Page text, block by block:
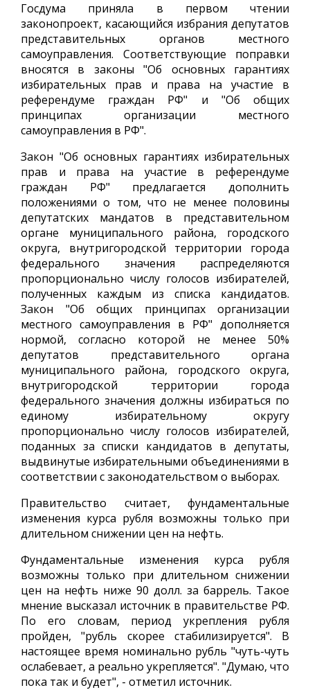
Госдума приняла в первом чтении
законопроект, касающийся избрания депутатов
представительных органов местного
самоуправления. Соответствующие поправки
вносятся в законы "Об основных гарантиях
избирательных прав и права на участие в
референдуме граждан РФ" и "Об общих
принципах организации местного
самоуправления в РФ".
Закон "Об основных гарантиях избирательных
прав и права на участие в референдуме
граждан РФ" предлагается дополнить
положениями о том, что не менее половины
депутатских мандатов в представительном
органе муниципального района, городского
округа, внутригородской территории города
федерального значения распределяются
пропорционально числу голосов избирателей,
полученных каждым из списка кандидатов.
Закон "Об общих принципах организации
местного самоуправления в РФ" дополняется
нормой, согласно которой не менее 50%
депутатов представительного органа
муниципального района, городского округа,
внутригородской территории города
федерального значения должны избираться по
единому избирательному округу
пропорционально числу голосов избирателей,
поданных за списки кандидатов в депутаты,
выдвинутые избирательными объединениями в
соответствии с законодательством о выборах.
Правительство считает, фундаментальные
изменения курса рубля возможны только при
длительном снижении цен на нефть.
Фундаментальные изменения курса рубля
возможны только при длительном снижении
цен на нефть ниже 90 долл. за баррель. Такое
мнение высказал источник в правительстве РФ.
По его словам, период укрепления рубля
пройден, "рубль скорее стабилизируется". В
настоящее время номинально рубль "чуть-чуть
ослабевает, а реально укрепляется". "Думаю, что
пока так и будет", - отметил источник.